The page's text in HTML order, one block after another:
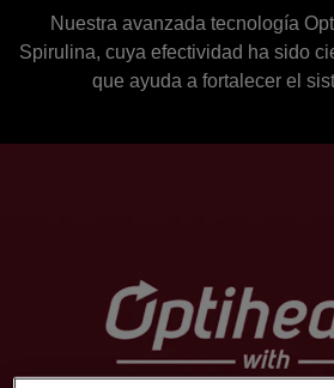
Nuestra avanzada tecnología
Spirulina, cuya efectividad ha sido
que ayuda a fortalecer el